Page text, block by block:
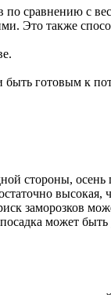
по сравнению с
Это также
быть готовым к
стороны, осень
высокая,
заморозков
может